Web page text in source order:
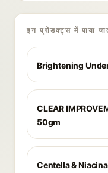
इन प्रोडक्ट्स में पाया
Brightening
CLEAR
50gm
Centella &